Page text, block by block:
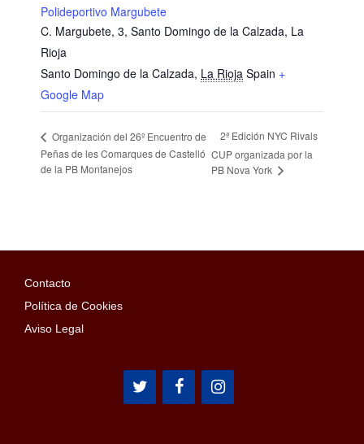
Polideportivo Margubete
C. Margubete, 3, Santo Domingo de la Calzada, La
Rioja
Santo Domingo de la Calzada, La Rioja Spain +
Google Map
Organización del 26º Encuentro de
Peñas de les Comarques de Castelló
de la PB Montanejos
2ª Edición NYC Rivals
CUP organizada por la
PB Nova York
Contacto
Política de Cookies
Aviso Legal